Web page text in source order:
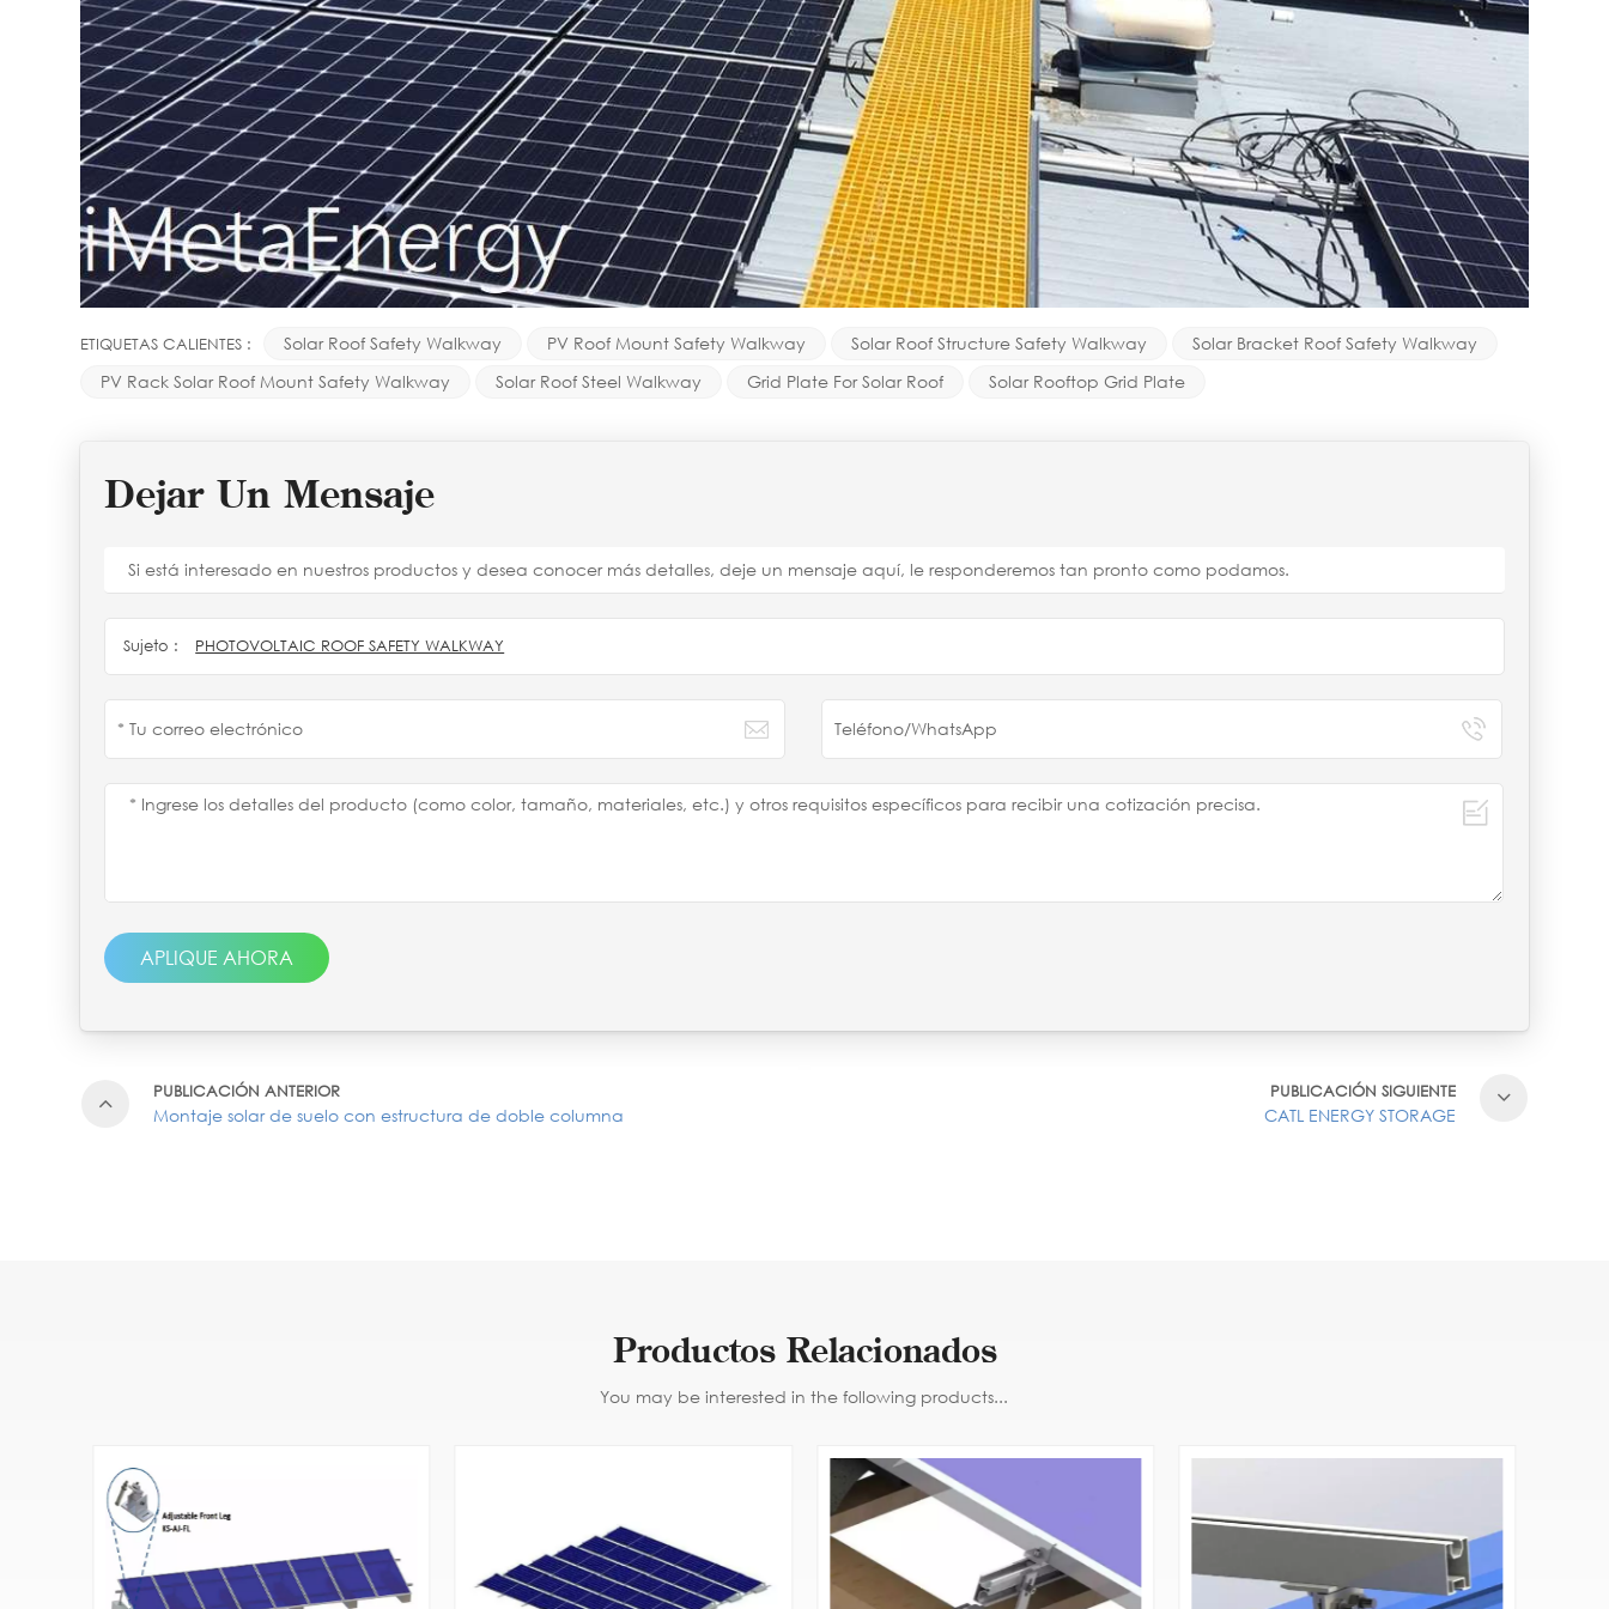
ETIQUETAS CALIENTES : Solar Roof Safety Walkway PV Roof Mount Safety Walkway Solar Roof Structure Safety Walkway
Solar Bracket Roof Safety Walkway
PV Rack Solar Roof Mount Safety Walkway
Solar Roof Steel Walkway Grid Plate For Solar Roof Solar Rooftop Grid Plate
Dejar Un Mensaje
Si está interesado en nuestros productos y desea conocer más detalles, deje un mensaje aquí, le responderemos tan pronto como podamos.
Sujeto : PHOTOVOLTAIC ROOF SAFETY WALKWAY
APLIQUE AHORA
PUBLICACIÓN ANTERIOR
Montaje solar de suelo con estructura de doble columna
PUBLICACIÓN SIGUIENTE
CATL ENERGY STORAGE
Productos Relacionados
You may be interested in the following products...